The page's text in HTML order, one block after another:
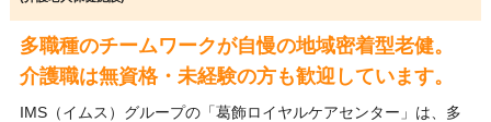
多職種のチームワークが自慢の地域密着型老健。
介護職は無資格・未経験の方も歓迎しています。
IMS（イムス）グループの「葛飾ロイヤルケアセンター」は、多